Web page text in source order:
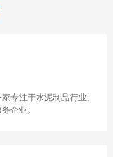
专注于水泥制品行业、
企业。